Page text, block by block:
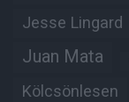
Jesse Lingard
Juan Mata
Kölcsönlesen